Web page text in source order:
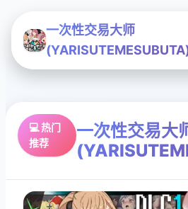
一次性交易大师
💻 热门
推荐
一次性交易大